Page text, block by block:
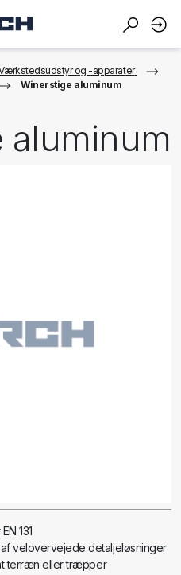
og -apparater
Winerstige aluminum
aluminum
131
velovervejede detaljeløsninger
terræn eller træpper